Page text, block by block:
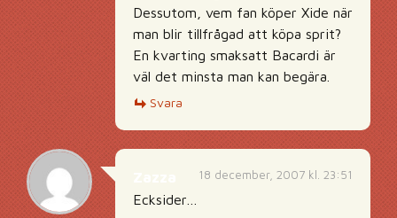
Dessutom, vem fan köper Xide när
man blir tillfrågad att köpa sprit?
En kvarting smaksatt Bacardi är
väl det minsta man kan begära.
Svara
18 december, 2007 kl. 23:51
Ecksider…